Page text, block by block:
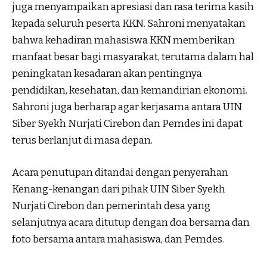
juga menyampaikan apresiasi dan rasa terima kasih
kepada seluruh peserta KKN. Sahroni menyatakan
bahwa kehadiran mahasiswa KKN memberikan
manfaat besar bagi masyarakat, terutama dalam hal
peningkatan kesadaran akan pentingnya
pendidikan, kesehatan, dan kemandirian ekonomi.
Sahroni juga berharap agar kerjasama antara UIN
Siber Syekh Nurjati Cirebon dan Pemdes ini dapat
terus berlanjut di masa depan.
Acara penutupan ditandai dengan penyerahan
Kenang-kenangan dari pihak UIN Siber Syekh
Nurjati Cirebon dan pemerintah desa yang
selanjutnya acara ditutup dengan doa bersama dan
foto bersama antara mahasiswa, dan Pemdes.